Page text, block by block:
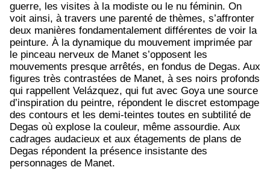
guerre, les visites à la modiste ou le nu féminin. On
voit ainsi, à travers une parenté de thèmes, s’affronter
deux manières fondamentalement différentes de voir la
peinture. À la dynamique du mouvement imprimée par
le pinceau nerveux de Manet s’opposent les
mouvements presque arrêtés, en fondus de Degas. Aux
figures très contrastées de Manet, à ses noirs profonds
qui rappellent Vel ázquez, qui fut avec Goya une source
d’inspiration du peintre, répondent le discret estompage
des contours et les demi-teintes toutes en subtilité de
Degas où explose la couleur, même assourdie. Aux
cadrages audacieux et aux étagements de plans de
Degas répondent la présence insistante des
personnages de Manet.